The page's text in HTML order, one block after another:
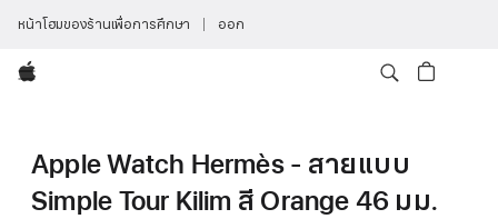
หน้าโฮมของร้านเพื่อการศึกษา ออก
Apple
Apple Watch Hermès - สายแบบ
Simple Tour Kilim สี Orange 46 มม.